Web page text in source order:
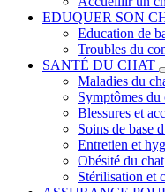
EDUQUER SON
Education de
Troubles du
SANTÉ DU CHAT
Maladies du
Symptômes du
Blessures et
Soins de base
Entretien et
Obésité du chat
Stérilisation et